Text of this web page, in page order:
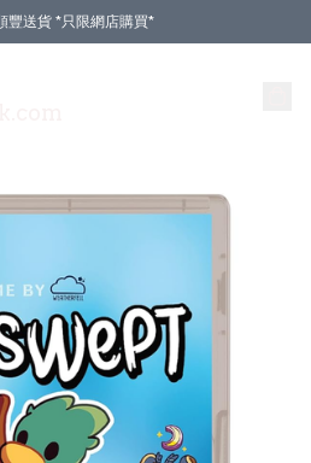
豐送貨 *只限網店購買*